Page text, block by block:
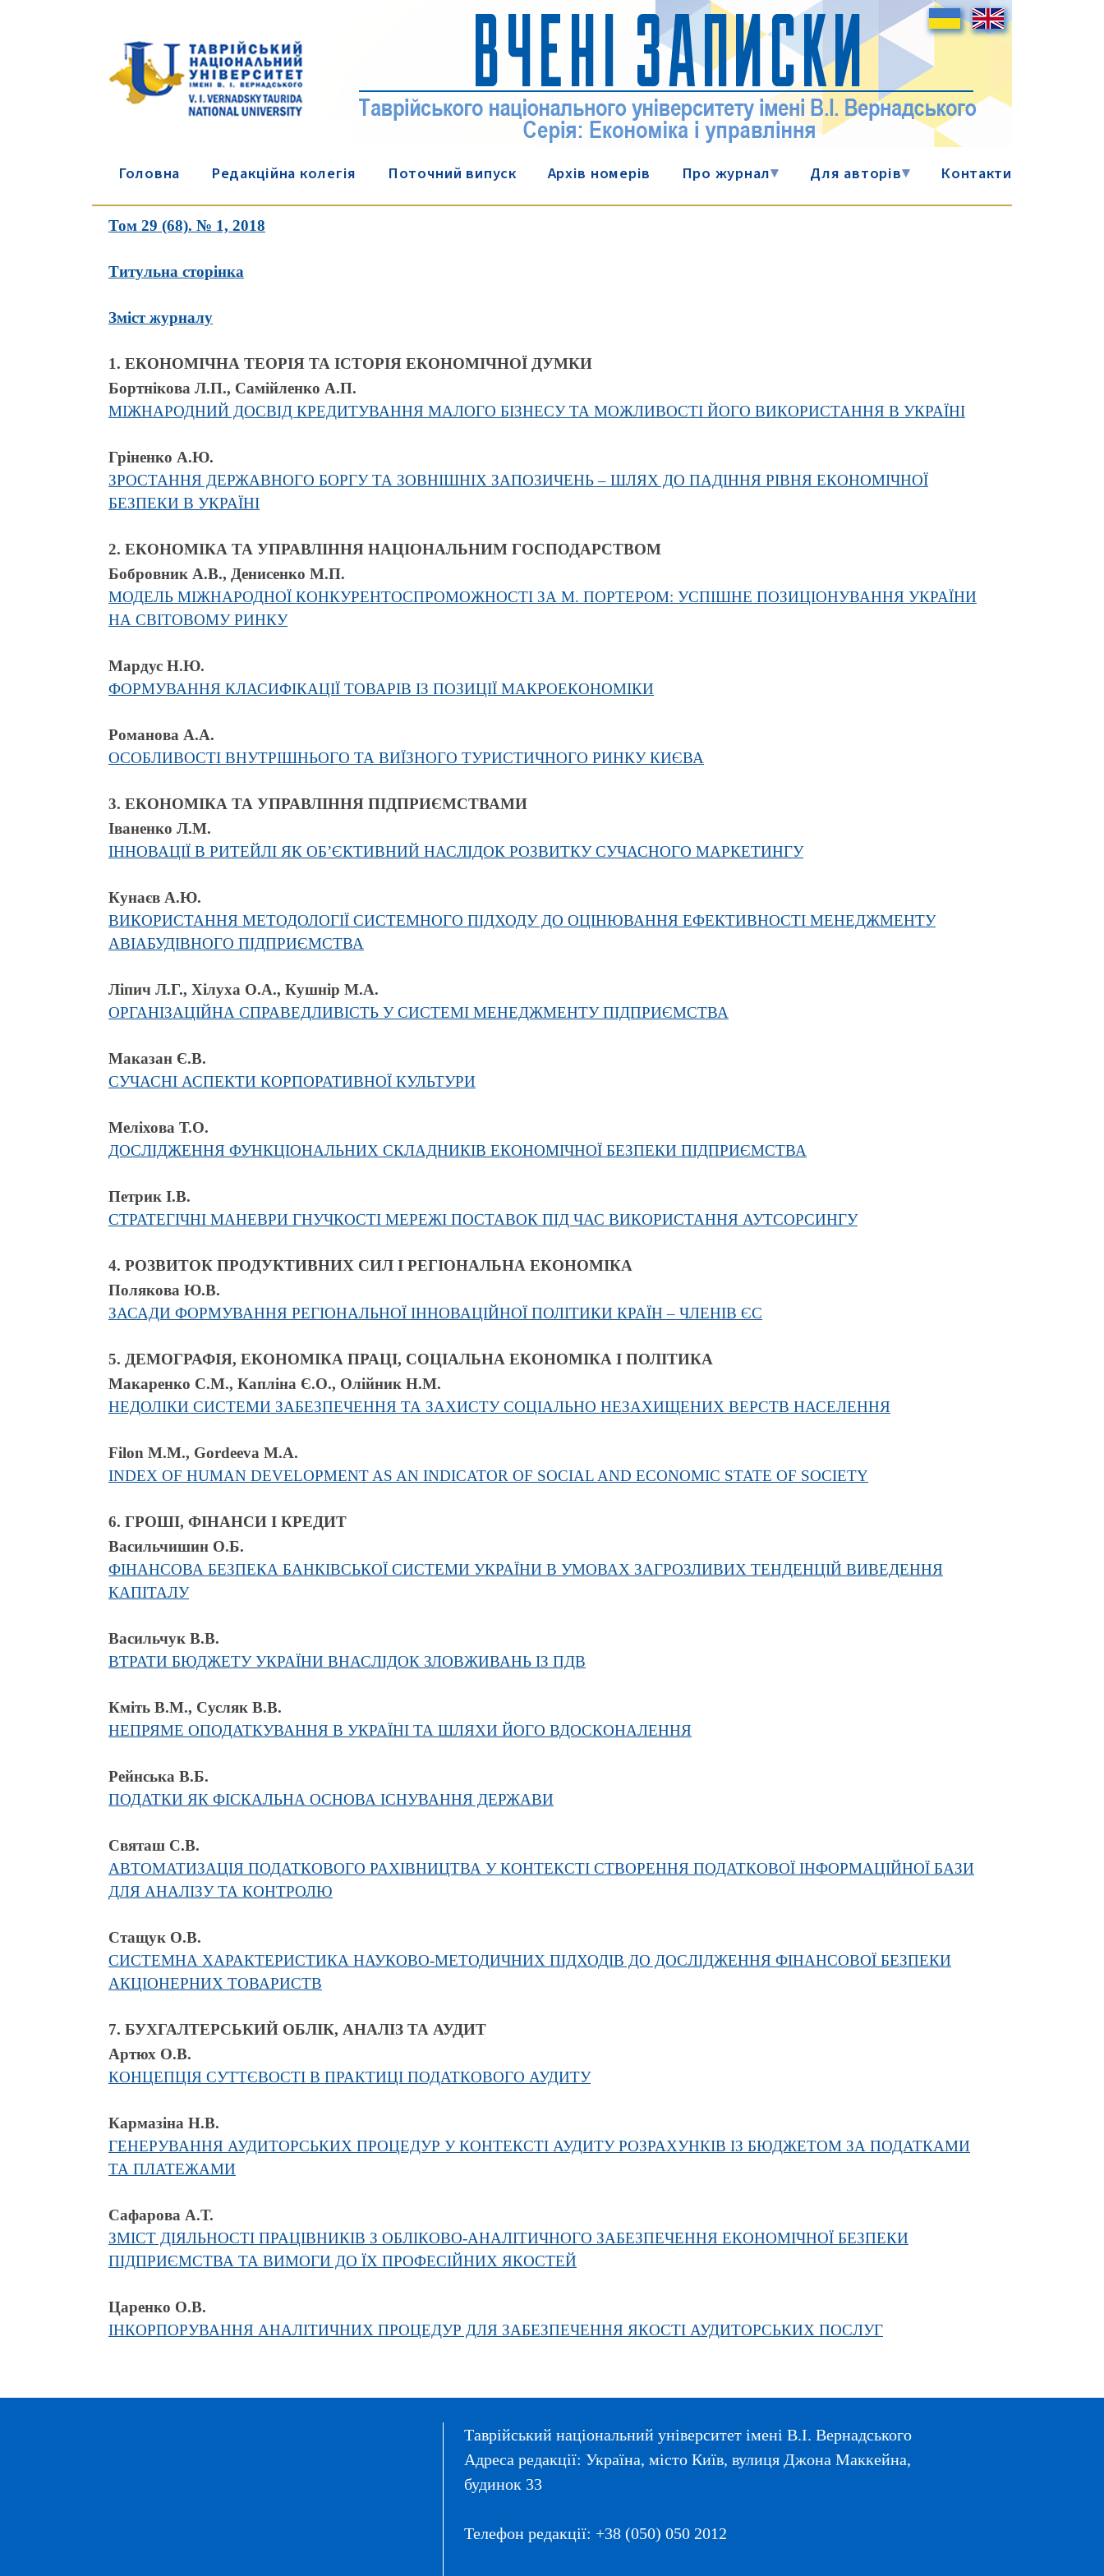
Головна Редакційна колегія Поточний випуск Архів номерів Про журнал▾ Для авторів▾ Контакти
Том 29 (68). № 1, 2018
Титульна сторінка
Зміст журналу
1. ЕКОНОМІЧНА ТЕОРІЯ ТА ІСТОРІЯ ЕКОНОМІЧНОЇ ДУМКИ
Бортнікова Л.П., Самійленко А.П.
МІЖНАРОДНИЙ ДОСВІД КРЕДИТУВАННЯ МАЛОГО БІЗНЕСУ ТА МОЖЛИВОСТІ ЙОГО ВИКОРИСТАННЯ В УКРАЇНІ
Гріненко А.Ю.
ЗРОСТАННЯ ДЕРЖАВНОГО БОРГУ ТА ЗОВНІШНІХ ЗАПОЗИЧЕНЬ – ШЛЯХ ДО ПАДІННЯ РІВНЯ ЕКОНОМІЧНОЇ
БЕЗПЕКИ В УКРАЇНІ
2. ЕКОНОМІКА ТА УПРАВЛІННЯ НАЦІОНАЛЬНИМ ГОСПОДАРСТВОМ
Бобровник А.В., Денисенко М.П.
МОДЕЛЬ МІЖНАРОДНОЇ КОНКУРЕНТОСПРОМОЖНОСТІ ЗА М. ПОРТЕРОМ: УСПІШНЕ ПОЗИЦІОНУВАННЯ УКРАЇНИ
НА СВІТОВОМУ РИНКУ
Мардус Н.Ю.
ФОРМУВАННЯ КЛАСИФІКАЦІЇ ТОВАРІВ ІЗ ПОЗИЦІЇ МАКРОЕКОНОМІКИ
Романова А.А.
ОСОБЛИВОСТІ ВНУТРІШНЬОГО ТА ВИЇЗНОГО ТУРИСТИЧНОГО РИНКУ КИЄВА
3. ЕКОНОМІКА ТА УПРАВЛІННЯ ПІДПРИЄМСТВАМИ
Іваненко Л.М.
ІННОВАЦІЇ В РИТЕЙЛІ ЯК ОБ’ЄКТИВНИЙ НАСЛІДОК РОЗВИТКУ СУЧАСНОГО МАРКЕТИНГУ
Кунаєв А.Ю.
ВИКОРИСТАННЯ МЕТОДОЛОГІЇ СИСТЕМНОГО ПІДХОДУ ДО ОЦІНЮВАННЯ ЕФЕКТИВНОСТІ МЕНЕДЖМЕНТУ
АВІАБУДІВНОГО ПІДПРИЄМСТВА
Ліпич Л.Г., Хілуха О.А., Кушнір М.А.
ОРГАНІЗАЦІЙНА СПРАВЕДЛИВІСТЬ У СИСТЕМІ МЕНЕДЖМЕНТУ ПІДПРИЄМСТВА
Маказан Є.В.
СУЧАСНІ АСПЕКТИ КОРПОРАТИВНОЇ КУЛЬТУРИ
Меліхова Т.О.
ДОСЛІДЖЕННЯ ФУНКЦІОНАЛЬНИХ СКЛАДНИКІВ ЕКОНОМІЧНОЇ БЕЗПЕКИ ПІДПРИЄМСТВА
Петрик І.В.
СТРАТЕГІЧНІ МАНЕВРИ ГНУЧКОСТІ МЕРЕЖІ ПОСТАВОК ПІД ЧАС ВИКОРИСТАННЯ АУТСОРСИНГУ
4. РОЗВИТОК ПРОДУКТИВНИХ СИЛ І РЕГІОНАЛЬНА ЕКОНОМІКА
Полякова Ю.В.
ЗАСАДИ ФОРМУВАННЯ РЕГІОНАЛЬНОЇ ІННОВАЦІЙНОЇ ПОЛІТИКИ КРАЇН – ЧЛЕНІВ ЄС
5. ДЕМОГРАФІЯ, ЕКОНОМІКА ПРАЦІ, СОЦІАЛЬНА ЕКОНОМІКА І ПОЛІТИКА
Макаренко С.М., Капліна Є.О., Олійник Н.М.
НЕДОЛІКИ СИСТЕМИ ЗАБЕЗПЕЧЕННЯ ТА ЗАХИСТУ СОЦІАЛЬНО НЕЗАХИЩЕНИХ ВЕРСТВ НАСЕЛЕННЯ
Filon M.M., Gordeeva M.A.
INDEX OF HUMAN DEVELOPMENT AS AN INDICATOR OF SOCIAL AND ECONOMIC STATE OF SOCIETY
6. ГРОШІ, ФІНАНСИ І КРЕДИТ
Васильчишин О.Б.
ФІНАНСОВА БЕЗПЕКА БАНКІВСЬКОЇ СИСТЕМИ УКРАЇНИ В УМОВАХ ЗАГРОЗЛИВИХ ТЕНДЕНЦІЙ ВИВЕДЕННЯ
КАПІТАЛУ
Васильчук В.В.
ВТРАТИ БЮДЖЕТУ УКРАЇНИ ВНАСЛІДОК ЗЛОВЖИВАНЬ ІЗ ПДВ
Кміть В.М., Сусляк В.В.
НЕПРЯМЕ ОПОДАТКУВАННЯ В УКРАЇНІ ТА ШЛЯХИ ЙОГО ВДОСКОНАЛЕННЯ
Рейнська В.Б.
ПОДАТКИ ЯК ФІСКАЛЬНА ОСНОВА ІСНУВАННЯ ДЕРЖАВИ
Святаш С.В.
АВТОМАТИЗАЦІЯ ПОДАТКОВОГО РАХІВНИЦТВА У КОНТЕКСТІ СТВОРЕННЯ ПОДАТКОВОЇ ІНФОРМАЦІЙНОЇ БАЗИ
ДЛЯ АНАЛІЗУ ТА КОНТРОЛЮ
Стащук О.В.
СИСТЕМНА ХАРАКТЕРИСТИКА НАУКОВО-МЕТОДИЧНИХ ПІДХОДІВ ДО ДОСЛІДЖЕННЯ ФІНАНСОВОЇ БЕЗПЕКИ
АКЦІОНЕРНИХ ТОВАРИСТВ
7. БУХГАЛТЕРСЬКИЙ ОБЛІК, АНАЛІЗ ТА АУДИТ
Артюх О.В.
КОНЦЕПЦІЯ СУТТЄВОСТІ В ПРАКТИЦІ ПОДАТКОВОГО АУДИТУ
Кармазіна Н.В.
ГЕНЕРУВАННЯ АУДИТОРСЬКИХ ПРОЦЕДУР У КОНТЕКСТІ АУДИТУ РОЗРАХУНКІВ ІЗ БЮДЖЕТОМ ЗА ПОДАТКАМИ
ТА ПЛАТЕЖАМИ
Сафарова А.Т.
ЗМІСТ ДІЯЛЬНОСТІ ПРАЦІВНИКІВ З ОБЛІКОВО-АНАЛІТИЧНОГО ЗАБЕЗПЕЧЕННЯ ЕКОНОМІЧНОЇ БЕЗПЕКИ
ПІДПРИЄМСТВА ТА ВИМОГИ ДО ЇХ ПРОФЕСІЙНИХ ЯКОСТЕЙ
Царенко О.В.
ІНКОРПОРУВАННЯ АНАЛІТИЧНИХ ПРОЦЕДУР ДЛЯ ЗАБЕЗПЕЧЕННЯ ЯКОСТІ АУДИТОРСЬКИХ ПОСЛУГ
Таврійський національний університет імені В.І. Вернадського
Адреса редакції: Україна, місто Київ, вулиця Джона Маккейна,
будинок 33
Телефон редакції: +38 (050) 050 2012